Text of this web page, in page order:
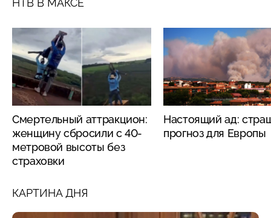
НТВ В МАКСЕ
Смертельный аттракцион:
женщину сбросили с 40-
метровой высоты без
страховки
Настоящий ад:
прогноз для Европы
КАРТИНА ДНЯ